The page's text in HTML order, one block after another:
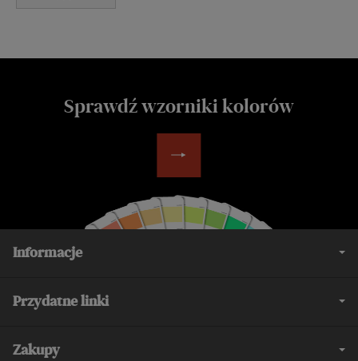
Sprawdź wzorniki kolorów
Informacje
Przydatne linki
Zakupy